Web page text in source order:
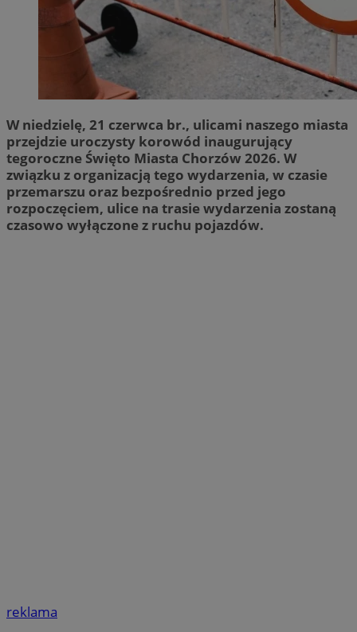
W niedzielę, 21 czerwca br., ulicami naszego miasta
przejdzie uroczysty korowód inaugurujący
tegoroczne Święto Miasta Chorzów 2026. W
związku z organizacją tego wydarzenia, w czasie
przemarszu oraz bezpośrednio przed jego
rozpoczęciem, ulice na trasie wydarzenia zostaną
czasowo wyłączone z ruchu pojazdów.
reklama